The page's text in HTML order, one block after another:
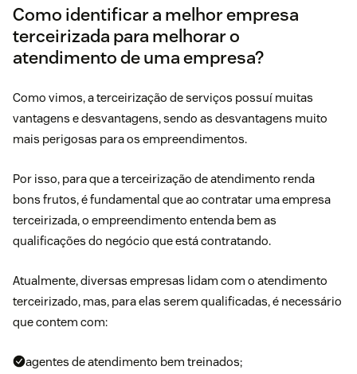
Como identificar a melhor empresa
terceirizada para melhorar o
atendimento de uma empresa?
Como vimos, a terceirização de serviços possuí muitas
vantagens e desvantagens, sendo as desvantagens muito
mais perigosas para os empreendimentos.
Por isso, para que a terceirização de atendimento renda
bons frutos, é fundamental que ao contratar uma empresa
terceirizada, o empreendimento entenda bem as
qualificações do negócio que está contratando.
Atualmente, diversas empresas lidam com o atendimento
terceirizado, mas, para elas serem qualificadas, é necessário
que contem com:
agentes de atendimento bem treinados;